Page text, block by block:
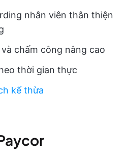
nhân viên thân thiện
chấm công nâng cao
thời gian thực
kế thừa